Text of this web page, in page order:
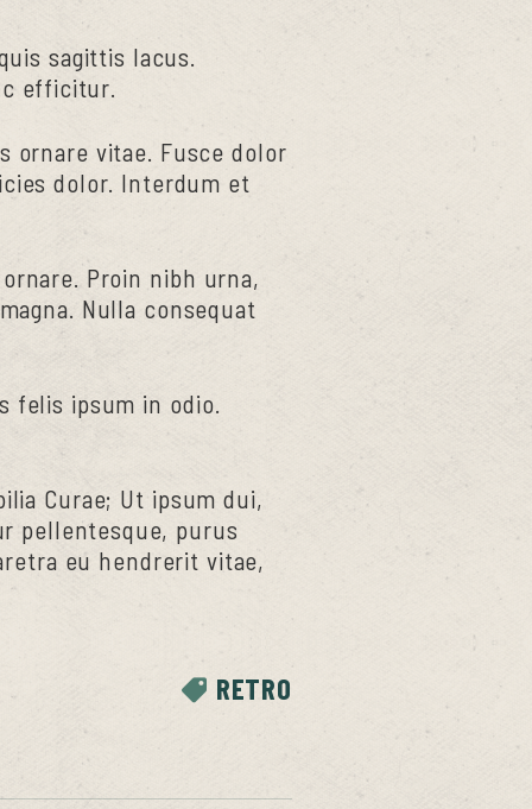
sagittis lacus.
efficitur.
ornare vitae. Fusce dolor
dolor. Interdum et
Proin nibh urna,
Nulla consequat
felis ipsum in odio.
Curae; Ut ipsum dui,
pellentesque, purus
eu hendrerit vitae,
RETRO